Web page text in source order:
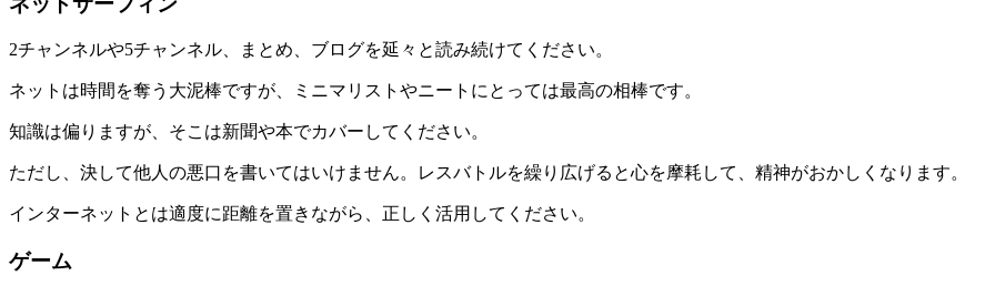
2チャンネルや5チャンネル、まとめ、ブログを延々と読み続けてください。
ネットは時間を奪う大泥棒ですが、ミニマリストやニートにとっては最高の相棒です。
知識は偏りますが、そこは新聞や本でカバーしてください。
ただし、決して他人の悪口を書いてはいけません。レスバトルを繰り広げると心を摩耗して、精神がおかしくなります。
インターネットとは適度に距離を置きながら、正しく活用してください。
ゲーム